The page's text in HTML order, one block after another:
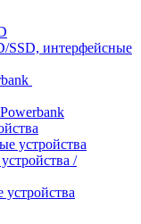
SSD, интерфейсные
устройства
/